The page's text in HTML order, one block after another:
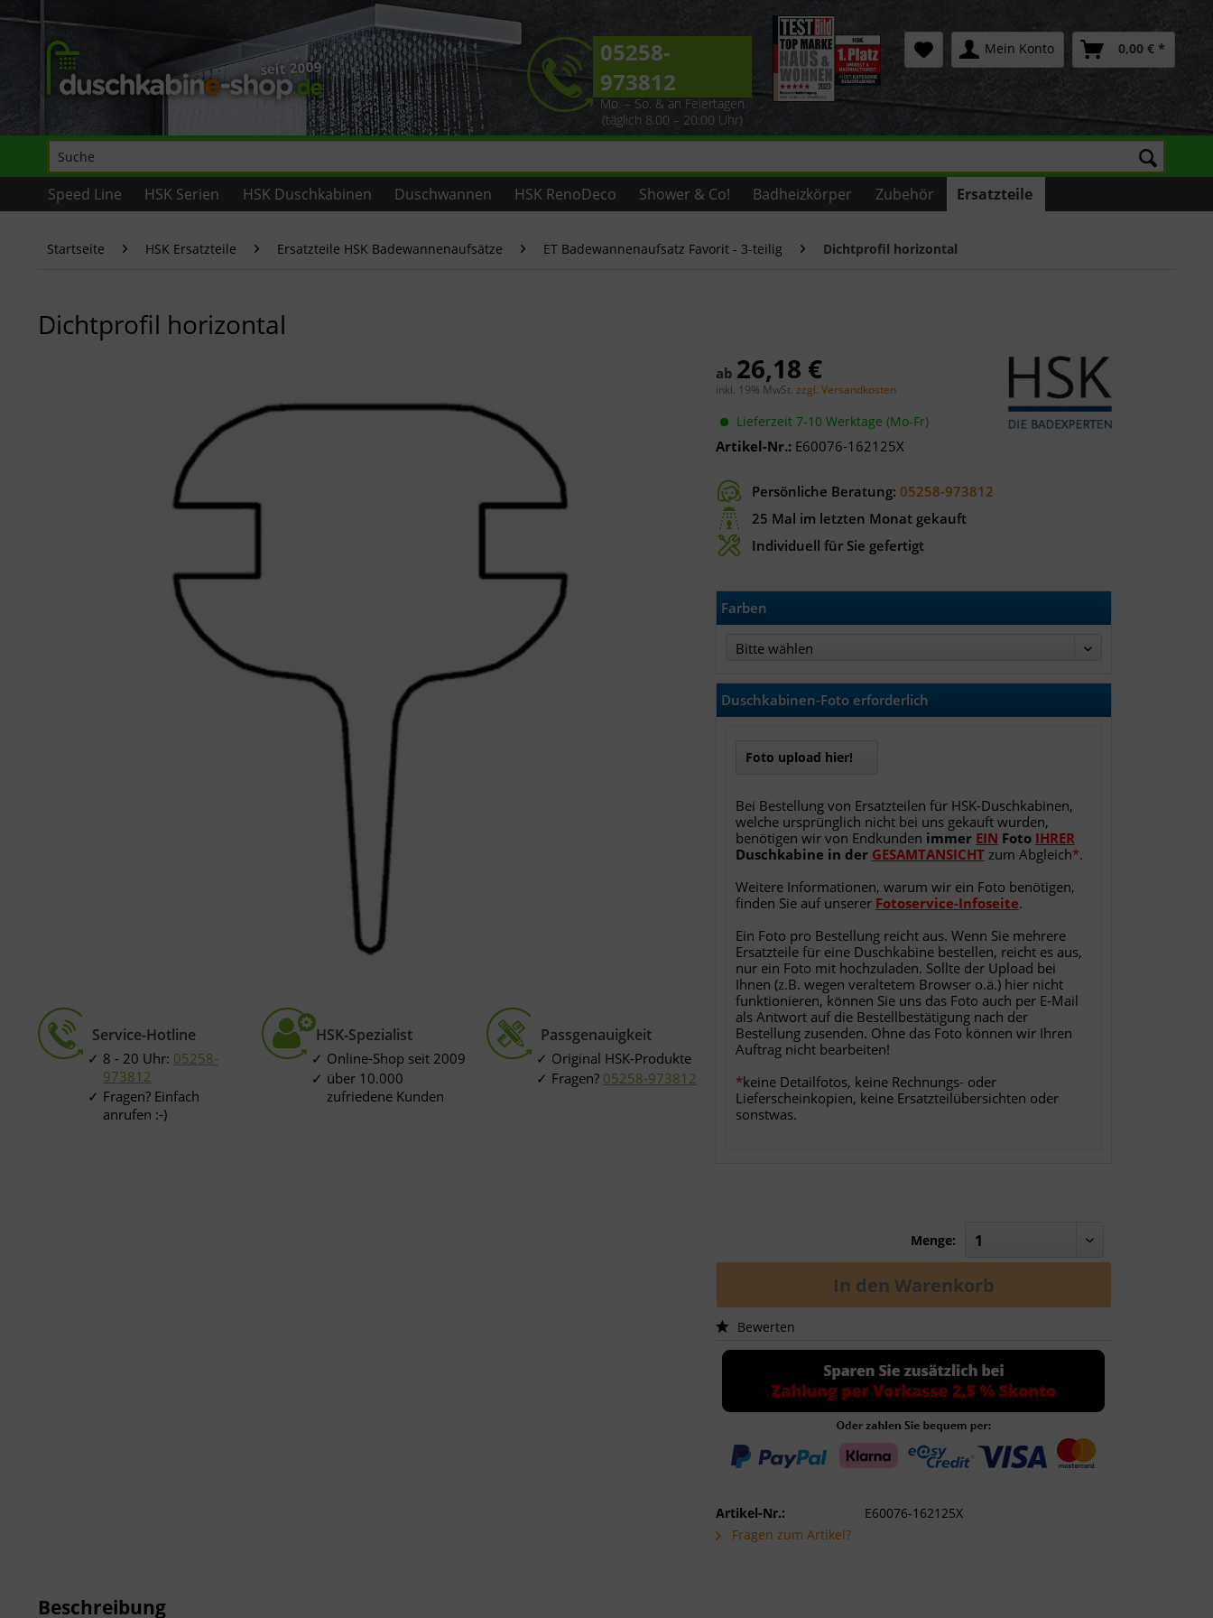
05258-
973812
Mo. – So. & an Feiertagen
(täglich 8.00 – 20.00 Uhr)
Mein Konto 0,00 € *
Speed Line HSK Serien HSK Duschkabinen Duschwannen HSK RenoDeco Shower & Co! Badheizkörper Zubehör Ersatzteile
Startseite HSK Ersatzteile Ersatzteile HSK Badewannenaufsätze ET Badewannenaufsatz Favorit - 3-teilig Dichtprofil horizontal
Dichtprofil horizontal
Service-Hotline
8 - 20 Uhr: 05258-
973812
Fragen? Einfach
anrufen :-)
HSK-Spezialist
Online-Shop seit 2009
über 10.000
zufriedene Kunden
Passgenauigkeit
Original HSK-Produkte
Fragen? 05258-973812
ab 26,18 €
inkl. 19% MwSt. zzgl. Versandkosten
Lieferzeit 7-10 Werktage (Mo-Fr)
Artikel-Nr.: E60076-162125X
Persönliche Beratung: 05258-973812
25 Mal im letzten Monat gekauft
Individuell für Sie gefertigt
Farben
Duschkabinen-Foto erforderlich
Foto upload hier!
Bei Bestellung von Ersatzteilen für HSK-Duschkabinen,
welche ursprünglich nicht bei uns gekauft wurden,
benötigen wir von Endkunden immer EIN Foto IHRER
Duschkabine in der GESAMTANSICHTzum Abgleich*.
Weitere Informationen, warum wir ein Foto benötigen,
finden Sie auf unserer Fotoservice-Infoseite.
Ein Foto pro Bestellung reicht aus. Wenn Sie mehrere
Ersatzteile für eine Duschkabine bestellen, reicht es aus,
nur ein Foto mit hochzuladen. Sollte der Upload bei
Ihnen (z.B. wegen veraltetem Browser o.ä.) hier nicht
funktionieren, können Sie uns das Foto auch per E-Mail
als Antwort auf die Bestellbestätigung nach der
Bestellung zusenden. Ohne das Foto können wir Ihren
Auftrag nicht bearbeiten!
*keine Detailfotos, keine Rechnungs- oder
Lieferscheinkopien, keine Ersatzteilübersichten oder
sonstwas.
Menge:
In den Warenkorb
Bewerten
Artikel-Nr.:
E60076-162125X
Fragen zum Artikel?
Beschreibung